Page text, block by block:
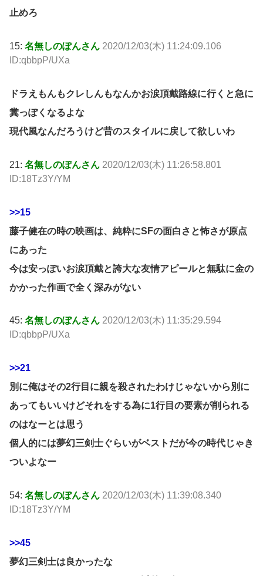
止めろ
15: 名無しのぽんさん 2020/12/03(木) 11:24:09.106
ID:qbbpP/UXa
ドラえもんもクレしんもなんかお涙頂戴路線に行くと急に
糞っぽくなるよな
現代風なんだろうけど昔のスタイルに戻して欲しいわ
21: 名無しのぽんさん 2020/12/03(木) 11:26:58.801
ID:18Tz3Y/YM
>>15
藤子健在の時の映画は、純粋にSFの面白さと怖さが原点
にあった
今は安っぽいお涙頂戴と誇大な友情アピールと無駄に金の
かかった作画で全く深みがない
45: 名無しのぽんさん 2020/12/03(木) 11:35:29.594
ID:qbbpP/UXa
>>21
別に俺はその2行目に親を殺されたわけじゃないから別に
あってもいいけどそれをする為に1行目の要素が削られる
のはなーとは思う
個人的には夢幻三剣士ぐらいがベストだが今の時代じゃき
ついよなー
54: 名無しのぽんさん 2020/12/03(木) 11:39:08.340
ID:18Tz3Y/YM
>>45
夢幻三剣士は良かったな